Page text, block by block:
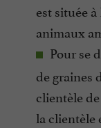
est située
animaux
Pour se
de graines
clientèle
la clientèle